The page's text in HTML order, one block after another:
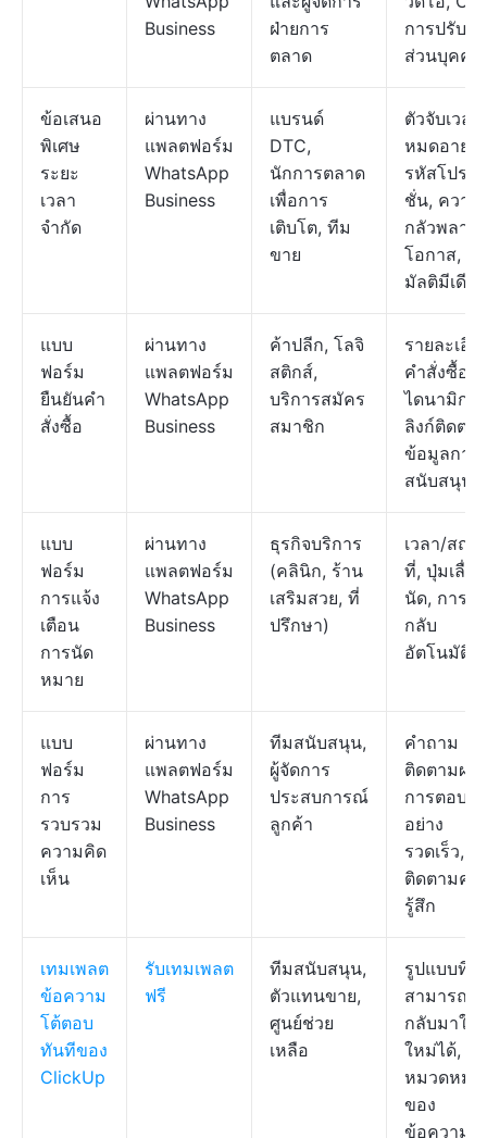
Business
ฝ่ายการ
ตลาด
การปรับแ
ส่วนบุคคล
ข้อเสนอ
พิเศษ
ระยะ
เวลา
จำกัด
ผ่านทาง
แพลตฟอร์ม
WhatsApp
Business
แบรนด์
DTC,
นักการตลาด
เพื่อการ
เติบโต, ทีม
ขาย
ตัวจับเวลา
หมดอายุ,
รหัสโปรโ
ชั่น, ความ
กลัวพลาด
โอกาส, สื่อ
มัลติมีเดีย
แบบ
ฟอร์ม
ยืนยันคำ
สั่งซื้อ
ผ่านทาง
แพลตฟอร์ม
WhatsApp
Business
ค้าปลีก, โลจิ
สติกส์,
บริการสมัคร
สมาชิก
รายละเอีย
คำสั่งซื้อแ
ไดนามิก,
ลิงก์ติดตา
ข้อมูลการ
สนับสนุน
แบบ
ฟอร์ม
การแจ้ง
เตือน
การนัด
หมาย
ผ่านทาง
แพลตฟอร์ม
WhatsApp
Business
ธุรกิจบริการ
(คลินิก, ร้าน
เสริมสวย, ที่
ปรึกษา)
เวลา/สถา
ที่, ปุ่มเลื่อน
นัด, การต
กลับ
อัตโนมัติ
แบบ
ฟอร์ม
การ
รวบรวม
ความคิด
เห็น
ผ่านทาง
แพลตฟอร์ม
WhatsApp
Business
ทีมสนับสนุน,
ผู้จัดการ
ประสบการณ์
ลูกค้า
คำถาม
ติดตามผล,
การตอบก
อย่าง
รวดเร็ว, ก
ติดตามคว
รู้สึก
เทมเพลต
ข้อความ
โต้ตอบ
ทันทีของ
ClickUp
รับเทมเพลต
ฟรี
ทีมสนับสนุน,
ตัวแทนขาย,
ศูนย์ช่วย
เหลือ
รูปแบบที่
สามารถน
กลับมาใช้
ใหม่ได้,
หมวดหมู่
ของ
ข้อความ,